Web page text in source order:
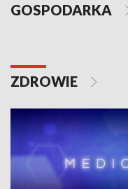
GOSPODARKA
ZDROWIE